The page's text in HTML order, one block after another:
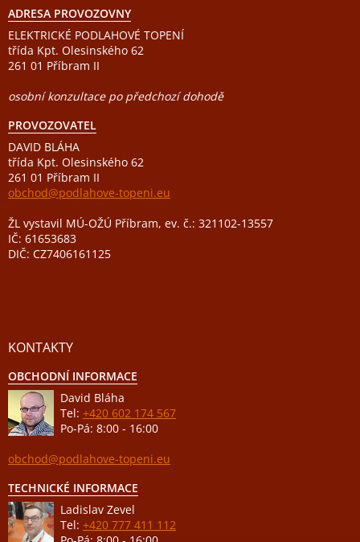
ADRESA PROVOZOVNY
ELEKTRICKÉ PODLAHOVÉ TOPENÍ
třída Kpt. Olesinského 62
261 01 Příbram II
osobní konzultace po předchozí dohodě
PROVOZOVATEL
DAVID BLÁHA
třída Kpt. Olesinského 62
261 01 Příbram II
obchod@podlahove-topeni.eu
ŽL vystavil MÚ-OŽÚ Příbram, ev. č.: 321102-13557
IČ: 61653683
DIČ: CZ7406161125
KONTAKTY
OBCHODNÍ INFORMACE
David Bláha
Tel: +420 602 174 567
Po-Pá: 8:00 - 16:00
obchod@podlahove-topeni.eu
TECHNICKÉ INFORMACE
Ladislav Zevel
Tel: +420 777 411 112